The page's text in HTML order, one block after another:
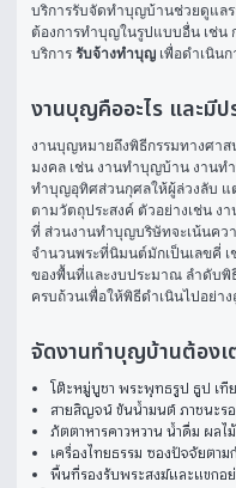
บริการรับจัดทำบุญบ้านช่วยดูแลร
ต้องการทำบุญในรูปแบบอื่น เช่น
บริการ รับจ้างทำบุญ เพื่อดำเนิน
งานบุญคืออะไร และมีป
งานบุญหมายถึงพิธีกรรมทางศา
มงคล เช่น งานทำบุญบ้าน งานท
ทำบุญอุทิศส่วนกุศลให้ผู้ล่วงลับ แ
ตามวัตถุประสงค์ ตัวอย่างเช่น
ที่ ส่วนงานทำบุญบริษัทจะเน้นคว
จำนวนพระที่นิมนต์มักเป็นเลขคี่
ของพื้นที่และงบประมาณ ลำดับ
ครบถ้วนเพื่อให้พิธีดำเนินไปอย่าง
จัดงานทำบุญบ้านต้องเ
โต๊ะหมู่บูชา พระพุทธรูป ธูป เที
สายสิญจน์ ขันน้ำมนต์ ภาชนะร
ภัตตาหารคาวหวาน น้ำดื่ม ผลไ
เครื่องไทยธรรม ซองปัจจัยตาม
พื้นที่รองรับพระสงฆ์และแขกอย่